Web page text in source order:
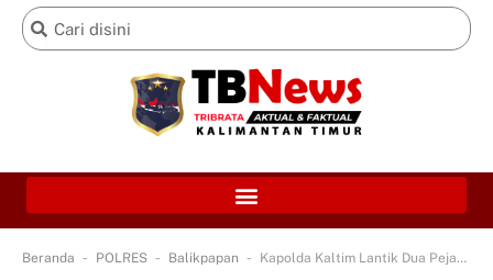
Beranda - POLRES - Balikpapan - Kapolda Kaltim Lantik Dua Pejabat Baru